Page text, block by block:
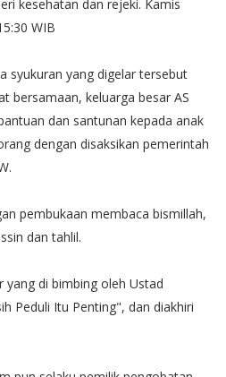
kesehatan dan rejeki. Kamis
WIB
syukuran yang digelar tersebut
bersamaan, keluarga besar AS
dan santunan kepada anak
dengan disaksikan pemerintah
pembukaan membaca bismillah,
dan tahlil.
yang di bimbing oleh Ustad
Peduli Itu Penting", dan diakhiri